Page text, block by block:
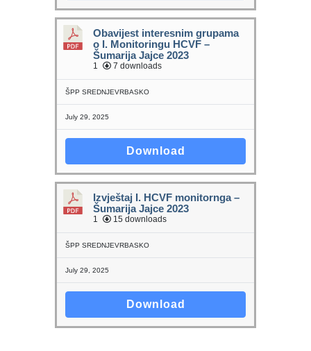
Obavijest interesnim grupama
o I. Monitoringu HCVF –
Šumarija Jajce 2023
1 7 downloads
ŠPP SREDNJEVRBASKO
July 29, 2025
Download
Izvještaj I. HCVF monitornga –
Šumarija Jajce 2023
1 15 downloads
ŠPP SREDNJEVRBASKO
July 29, 2025
Download